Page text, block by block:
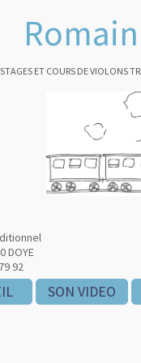
STAGES ET COURS DE VIOLONS
DOYE
92
SON VIDEO
SON VIDEO
SON VIDEO